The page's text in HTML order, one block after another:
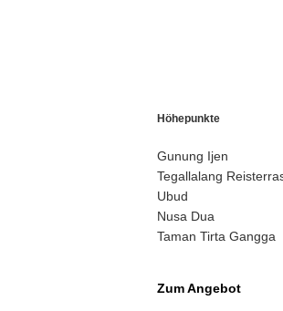
Höhepunkte
Gunung Ijen
Tegallalang
Ubud
Nusa Dua
Taman Tirta Gangga
Zum Angebot